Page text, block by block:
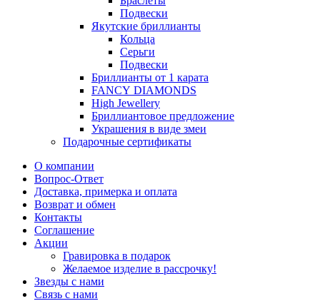
Подвески
Якутские бриллианты
Кольца
Серьги
Подвески
Бриллианты от 1 карата
FANCY DIAMONDS
High Jewellery
Бриллиантовое предложение
Украшения в виде змеи
Подарочные сертификаты
О компании
Вопрос-Ответ
Доставка, примерка и оплата
Возврат и обмен
Контакты
Соглашение
Акции
Гравировка в подарок
Желаемое изделие в рассрочку!
Звезды с нами
Связь с нами